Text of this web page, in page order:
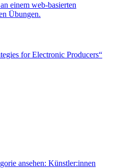
einem web-basierten
Übungen.
for Electronic Producers“
ansehen: Künstler:innen